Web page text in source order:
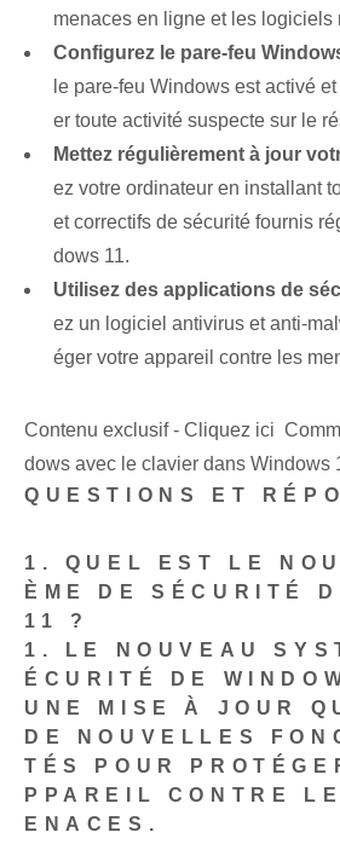
menaces en ligne et les logiciels
Configurez le pare-feu
le pare-feu Windows est activé
er toute activité suspecte sur le
Mettez régulièrement à jour
ez votre ordinateur en installant
et correctifs de sécurité fournis
dows 11.
Utilisez des applications de
ez un logiciel antivirus et anti-
éger votre appareil contre les
Contenu exclusif - Cliquez ici
dows avec le clavier dans Windows
QUESTIONS ET
1. QUEL EST LE
ÈME DE SÉCURITÉ
11 ?
1.
LE NOUVEAU
ÉCURITÉ DE
UNE MISE À JOUR
DE NOUVELLES
TÉS POUR
PPAREIL CONTRE
ENACES.